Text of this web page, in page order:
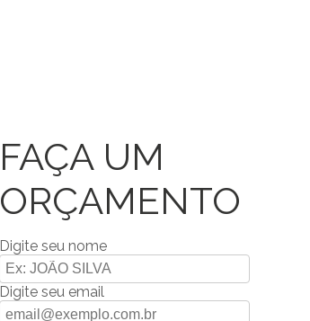
FAÇA UM
ORÇAMENTO
Digite seu nome
Digite seu email